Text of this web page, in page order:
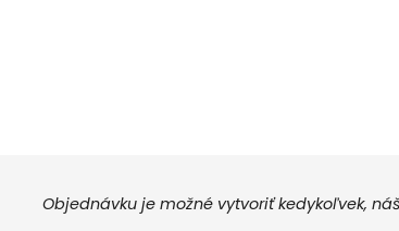
Objednávku je možné vytvoriť kedykoľvek,